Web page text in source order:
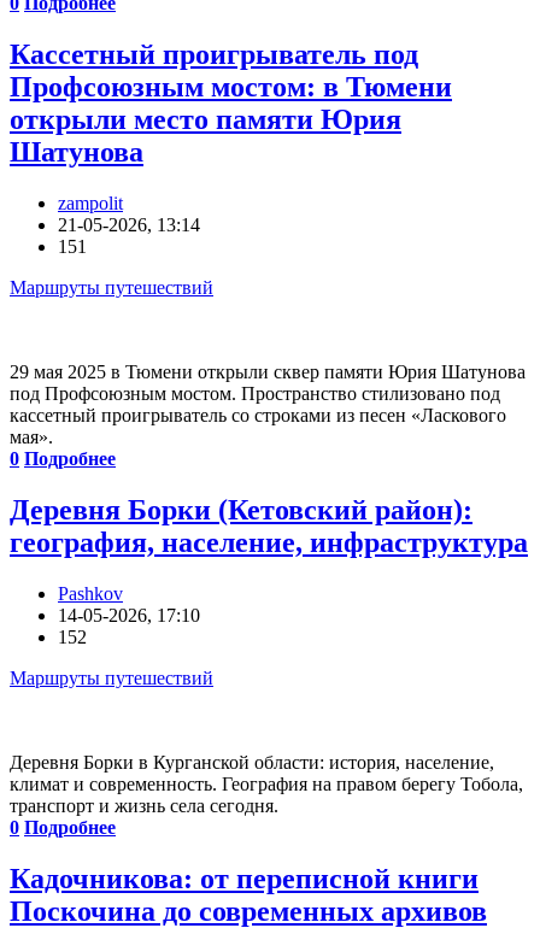
Кассетный проигрыватель под
Профсоюзным мостом: в Тюмени
открыли место памяти Юрия
Шатунова
zampolit
21-05-2026, 13:14
151
Маршруты путешествий
29 мая 2025 в Тюмени открыли сквер памяти Юрия Шатунова
под Профсоюзным мостом. Пространство стилизовано под
кассетный проигрыватель со строками из песен «Ласкового
мая».
0 Подробнее
Деревня Борки (Кетовский район):
география, население, инфраструктура
Pashkov
14-05-2026, 17:10
152
Маршруты путешествий
Деревня Борки в Курганской области: история, население,
климат и современность. География на правом берегу Тобола,
транспорт и жизнь села сегодня.
0 Подробнее
Кадочникова: от переписной книги
Поскочина до современных архивов